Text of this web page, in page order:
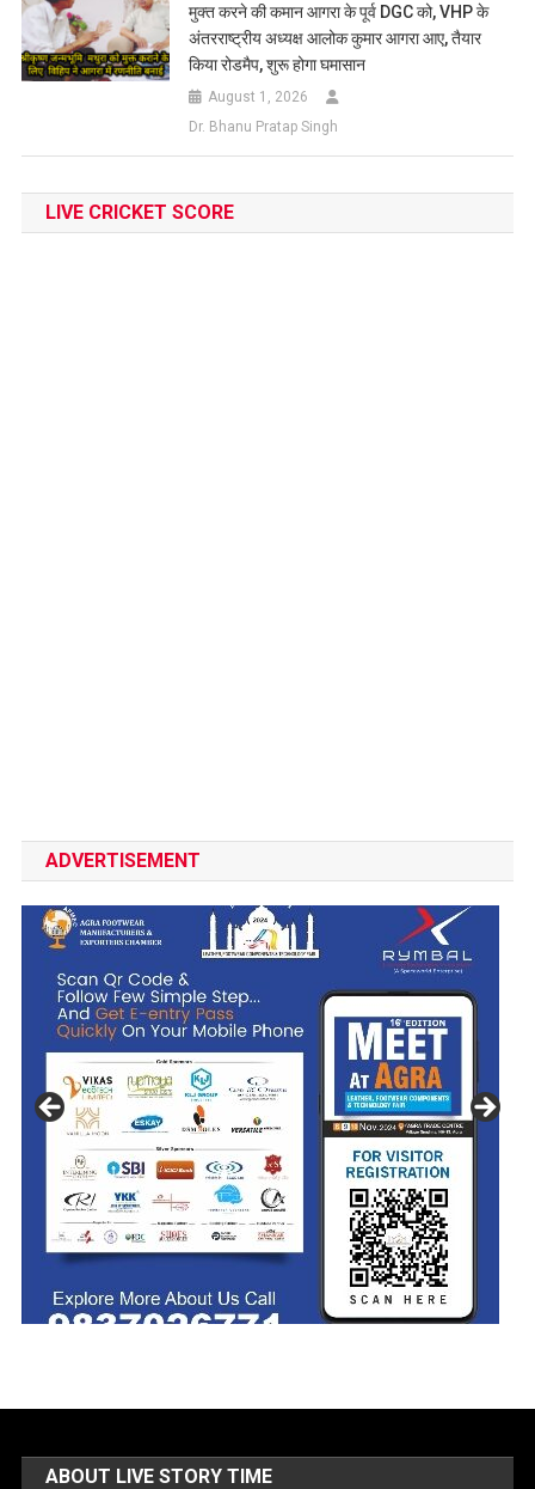
मुक्त करने की कमान आगरा के पूर्व DGC को, VHP के
अंतरराष्ट्रीय अध्यक्ष आलोक कुमार आगरा आए, तैयार
किया रोडमैप, शुरू होगा घमासान
August 1, 2026
Dr. Bhanu Pratap Singh
LIVE CRICKET SCORE
ADVERTISEMENT
ABOUT LIVE STORY TIME